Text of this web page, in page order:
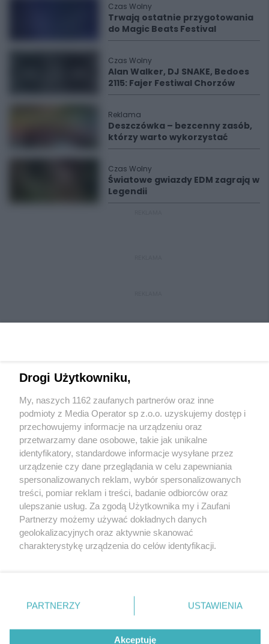
Czas Wolny
Trwają ostatnie przygotowania
do Magic Beats Festival
Czas Wolny
Alan Walker, DJ SNAKE, Bedoes
2115: Fajer Festiwal Chorzów
Reklama
Deszczówka – bezcenny zasób,
którzy warto wykorzystać
Czas Wolny
Światowe gwiazdy EDM zagrają w
Legendii
Wydawca mediówlokalnych
Nie zapomnij
zapoznać się z:
polityką prywatności regulamin korzystania z portali
Twojemiasto
Piekary Śląskie
Chorzów
Tarnowskie Góry
Gliwice
Skontakuj sięz nami
Kontakt
Wydawca
Redakcja
Drogi Użytkowniku,
My, naszych 1162 zaufanych partnerów oraz inne
podmioty z Media Operator sp z.o.o. uzyskujemy dostęp i
przechowujemy informacje na urządzeniu oraz
przetwarzamy dane osobowe, takie jak unikalne
identyfikatory, standardowe informacje wysyłane przez
urządzenie czy dane przeglądania w celu zapewniania
spersonalizowanych reklam, wybór spersonalizowanych
treści, pomiar reklam i treści, badanie odbiorców oraz
ulepszanie usług. Za zgodą Użytkownika my i Zaufani
Partnerzy możemy używać dokładnych danych
geolokalizacyjnych oraz aktywnie skanować
charakterystykę urządzenia do celów identyfikacji.
zmienić/wycofać klikając przycisk ustawień prywatności
znajdujący się w lewym dolnym rogu strony
rodzaje przetwarzania danych nie wymagają zgody
użytkownika, ale masz prawo sprzeciwić się takiemu
PARTNERZY USTAWIENIA
Akceptuję